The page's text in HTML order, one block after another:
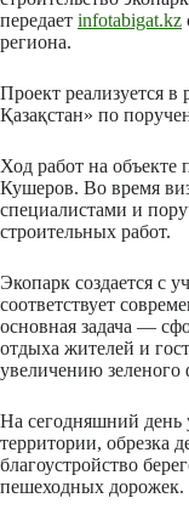
передает infotabigat.kz
региона.
Проект реализуется в
Қазақстан» по
Ход работ на объекте
Кушеров. Во время
специалистами и
строительных работ.
Экопарк создается с
соответствует
основная задача —
отдыха жителей и
увеличению зеленого
На сегодняшний день
территории, обрезка
благоустройство
пешеходных дорожек.